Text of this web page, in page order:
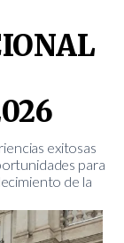
exitosas
para
de la